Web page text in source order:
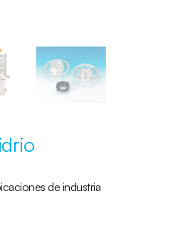
de industria